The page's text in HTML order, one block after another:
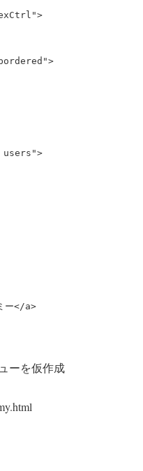
users">
ー</a>
ーを仮作成